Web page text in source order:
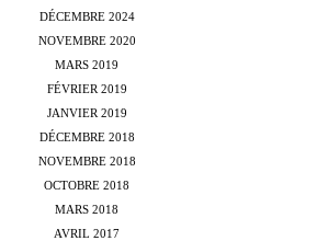
DÉCEMBRE 2024
NOVEMBRE 2020
MARS 2019
FÉVRIER 2019
JANVIER 2019
DÉCEMBRE 2018
NOVEMBRE 2018
OCTOBRE 2018
MARS 2018
AVRIL 2017